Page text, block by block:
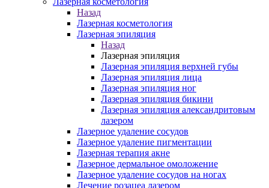
Назад
Лазерная косметология
Лазерная эпиляция
Назад
Лазерная эпиляция
Лазерная эпиляция верхней губы
Лазерная эпиляция лица
Лазерная эпиляция ног
Лазерная эпиляция бикини
Лазерная эпиляция александритовым
лазером
Лазерное удаление сосудов
Лазерное удаление пигментации
Лазерная терапия акне
Лазерное дермальное омоложение
Лазерное удаление сосудов на ногах
Лечение розацеа лазером